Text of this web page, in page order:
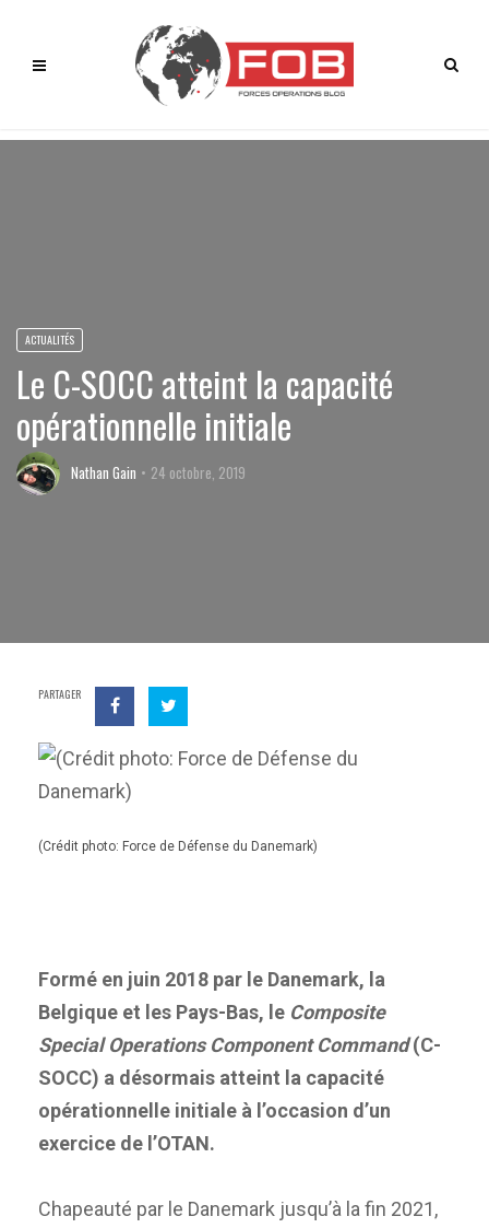
ACTUALITÉS
Le C-SOCC atteint la capacité
opérationnelle initiale
Nathan Gain 24 octobre, 2019
PARTAGER
(Crédit photo: Force de Défense du Danemark)
Formé en juin 2018 par le Danemark, la
Belgique et les Pays-Bas, le Composite
Special Operations Component Command(C-
SOCC) a désormais atteint la capacité
opérationnelle initiale à l’occasion d’un
exercice de l’OTAN.
Chapeauté par le Danemark jusqu’à la fin 2021,